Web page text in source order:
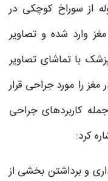
از سوراخ کوچکی در
وارد شده و تصاویر
با تماشای تصاویر
را مورد جراحی قرار
کاربردهای جراحی
کرد:
و برداشتن بخشی از